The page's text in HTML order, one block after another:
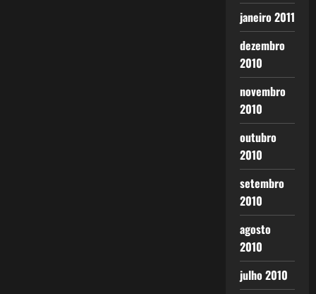
janeiro 2011
dezembro
2010
novembro
2010
outubro
2010
setembro
2010
agosto
2010
julho 2010